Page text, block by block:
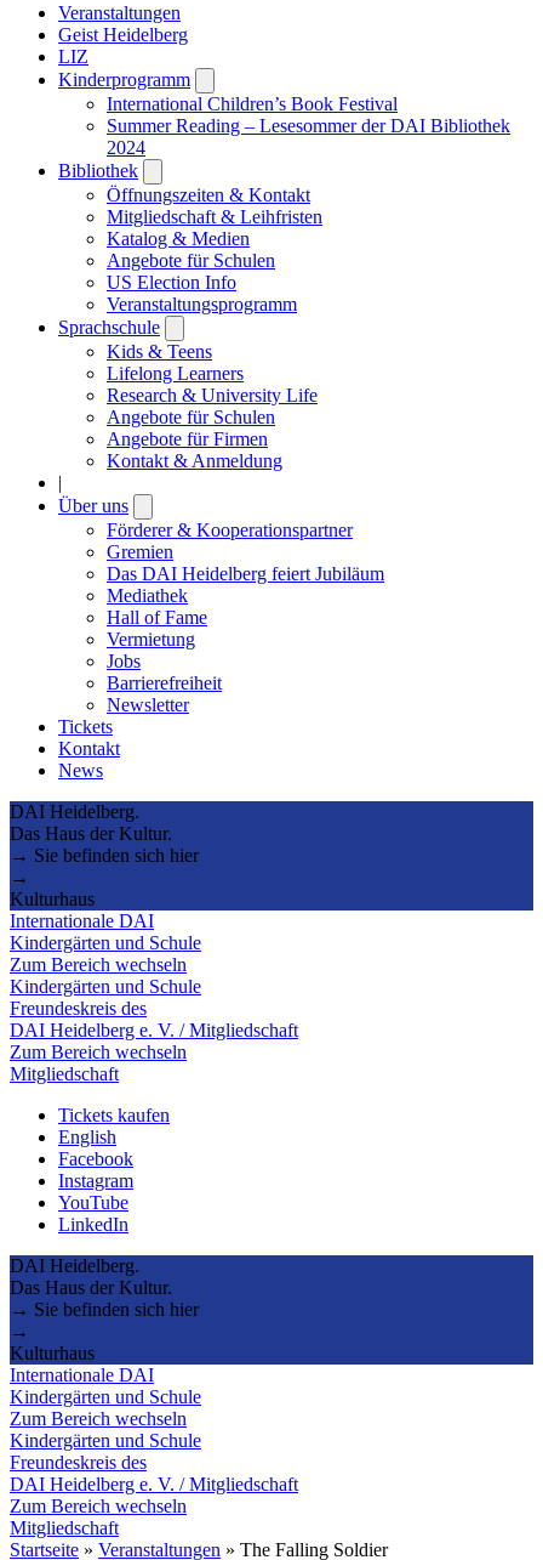
Veranstaltungen
Geist Heidelberg
LIZ
Kinderprogramm
submenu
International Children’s Book Festival
Summer Reading – Lesesommer der DAI Bibliothek
2024
Bibliothek
submenu
Öffnungszeiten & Kontakt
Mitgliedschaft & Leihfristen
Katalog & Medien
Angebote für Schulen
US Election Info
Veranstaltungsprogramm
Sprachschule
submenu
Kids & Teens
Lifelong Learners
Research & University Life
Angebote für Schulen
Angebote für Firmen
Kontakt & Anmeldung
|
Über uns
submenu
Förderer & Kooperationspartner
Gremien
Das DAI Heidelberg feiert Jubiläum
Mediathek
Hall of Fame
Vermietung
Jobs
Barrierefreiheit
Newsletter
Tickets
Kontakt
News
DAI Heidelberg.
Das Haus der Kultur.
→ Sie befinden sich hier
→
Kulturhaus
Internationale DAI
Kindergärten und Schule
Zum Bereich wechseln
Kindergärten und Schule
Freundeskreis des
DAI Heidelberg e. V. / Mitgliedschaft
Zum Bereich wechseln
Mitgliedschaft
Tickets kaufen
English
Facebook
Instagram
YouTube
LinkedIn
DAI Heidelberg.
Das Haus der Kultur.
→ Sie befinden sich hier
→
Kulturhaus
Internationale DAI
Kindergärten und Schule
Zum Bereich wechseln
Kindergärten und Schule
Freundeskreis des
DAI Heidelberg e. V. / Mitgliedschaft
Zum Bereich wechseln
Mitgliedschaft
Startseite » Veranstaltungen » The Falling Soldier